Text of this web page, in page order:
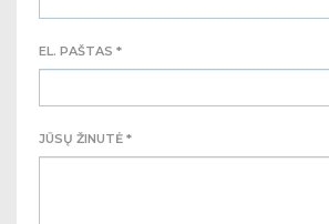
EL. PAŠTAS *
JŪSŲ ŽINUTĖ *